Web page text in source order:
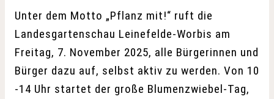
Unter dem Motto „Pflanz mit!“ ruft die
Landesgartenschau Leinefelde-Worbis am
Freitag, 7. November 2025, alle Bürgerinnen und
Bürger dazu auf, selbst aktiv zu werden. Von 10
-14 Uhr startet der große Blumenzwiebel-Tag,